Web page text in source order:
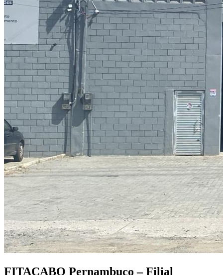
FITACABO Pernambuco – Filial